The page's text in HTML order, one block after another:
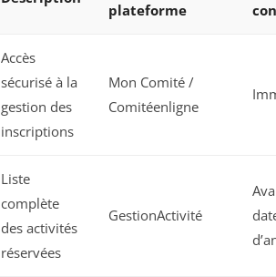
plateforme
Accès
sécurisé à la
gestion des
inscriptions
Mon Comité /
Comitéenligne
Liste
complète
des activités
réservées
GestionActivité